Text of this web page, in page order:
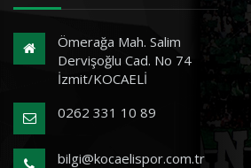
Ömerağa Mah. Salim
Dervişoğlu Cad. No 74
İzmit/KOCAELİ
0262 331 10 89
bilgi@kocaelispor.com.tr